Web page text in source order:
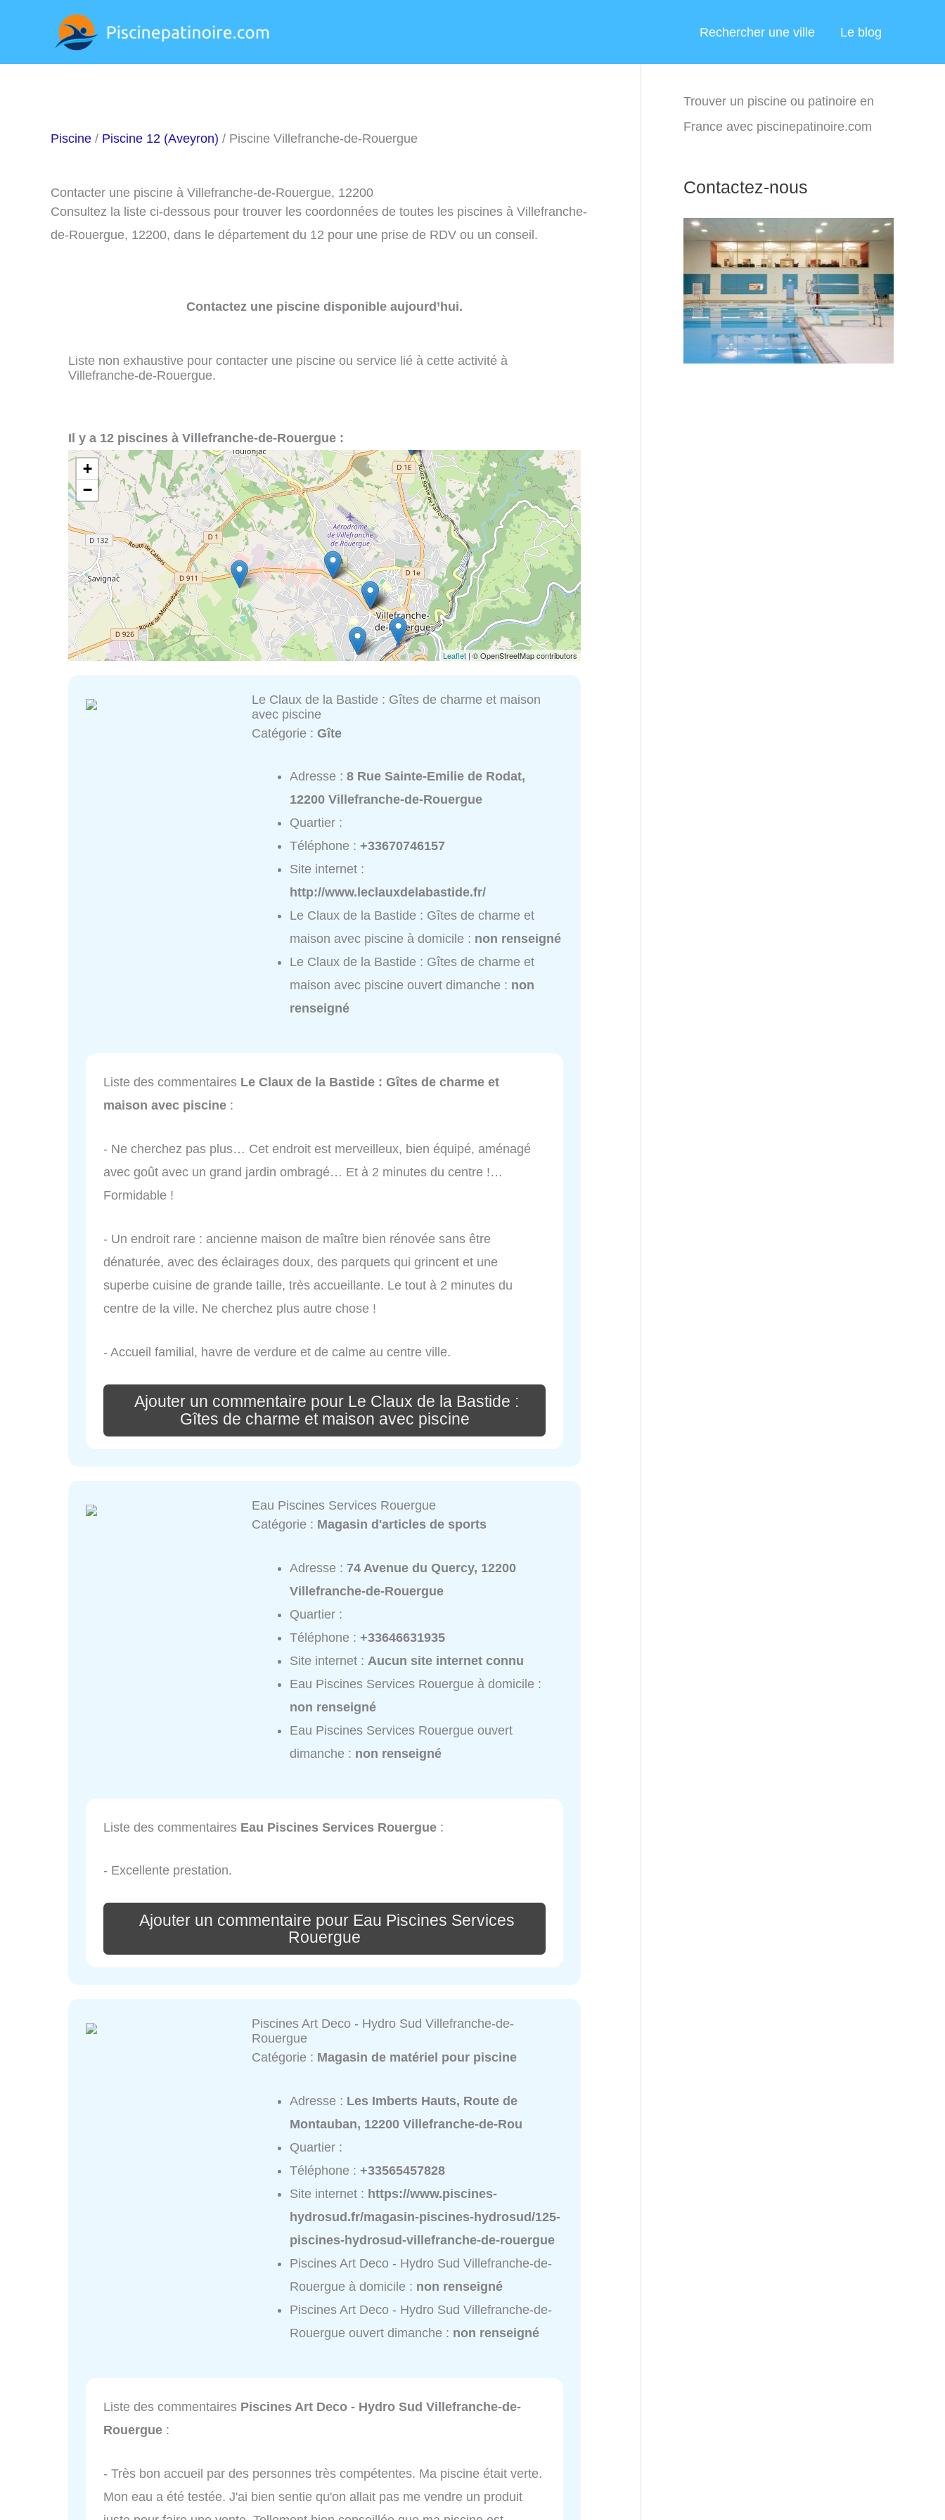
Rechercher une ville Le blog
Piscine / Piscine 12 (Aveyron) / Piscine Villefranche-de-Rouergue
Contacter une piscine à Villefranche-de-Rouergue, 12200
Consultez la liste ci-dessous pour trouver les coordonnées de toutes les piscines à Villefranche-
de-Rouergue, 12200, dans le département du 12 pour une prise de RDV ou un conseil.
Contactez une piscine disponible aujourd’hui.
Liste non exhaustive pour contacter une piscine ou service lié à cette activité à
Villefranche-de-Rouergue.
Il y a 12 piscines à Villefranche-de-Rouergue :
+
−
Leaflet| © OpenStreetMap contributors
Le Claux de la Bastide : Gîtes de charme et maison
avec piscine
Catégorie :Gîte
Adresse :8 Rue Sainte-Emilie de Rodat,
12200 Villefranche-de-Rouergue
Quartier :
Téléphone :+33670746157
Site internet :
http://www.leclauxdelabastide.fr/
Le Claux de la Bastide : Gîtes de charme et
maison avec piscine à domicile : non renseigné
Le Claux de la Bastide : Gîtes de charme et
maison avec piscine ouvert dimanche : non
renseigné
Liste des commentaires Le Claux de la Bastide : Gîtes de charme et
maison avec piscine :
- Ne cherchez pas plus… Cet endroit est merveilleux, bien équipé, aménagé
avec goût avec un grand jardin ombragé… Et à 2 minutes du centre !…
Formidable !
- Un endroit rare : ancienne maison de maître bien rénovée sans être
dénaturée, avec des éclairages doux, des parquets qui grincent et une
superbe cuisine de grande taille, très accueillante. Le tout à 2 minutes du
centre de la ville. Ne cherchez plus autre chose !
- Accueil familial, havre de verdure et de calme au centre ville.
Ajouter un commentaire pour Le Claux de la Bastide :
Gîtes de charme et maison avec piscine
Eau Piscines Services Rouergue
Catégorie : Magasin d'articles de sports
Adresse :74 Avenue du Quercy, 12200
Villefranche-de-Rouergue
Quartier :
Téléphone :+33646631935
Site internet : Aucun site internet connu
Eau Piscines Services Rouergue à domicile :
non renseigné
Eau Piscines Services Rouergue ouvert
dimanche : non renseigné
Liste des commentaires Eau Piscines Services Rouergue :
- Excellente prestation.
Ajouter un commentaire pour Eau Piscines Services
Rouergue
Piscines Art Deco - Hydro Sud Villefranche-de-
Rouergue
Catégorie : Magasin de matériel pour piscine
Adresse : Les Imberts Hauts, Route de
Montauban, 12200 Villefranche-de-Rou
Quartier :
Téléphone :+33565457828
Site internet : https://www.piscines-
hydrosud.fr/magasin-piscines-hydrosud/125-
piscines-hydrosud-villefranche-de-rouergue
Piscines Art Deco - Hydro Sud Villefranche-de-
Rouergue à domicile : non renseigné
Piscines Art Deco - Hydro Sud Villefranche-de-
Rouergue ouvert dimanche : non renseigné
Liste des commentaires Piscines Art Deco - Hydro Sud Villefranche-de-
Rouergue :
- Très bon accueil par des personnes très compétentes. Ma piscine était verte.
Mon eau a été testée. J'ai bien sentie qu'on allait pas me vendre un produit
Trouver un piscine ou patinoire en
France avec piscinepatinoire.com
Contactez-nous